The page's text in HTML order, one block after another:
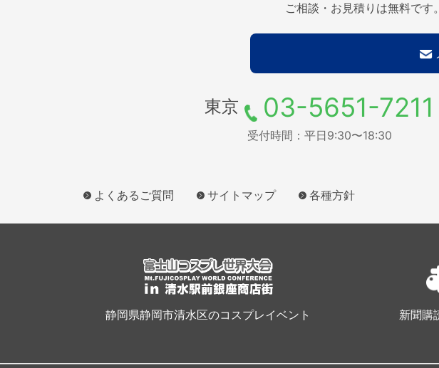
ご相談・お見積りは無料で
東京 03-5651-7211
受付時間：平日9:30〜18:30
よくあるご質問 サイトマップ 各種方針
静岡県静岡市清水区のコスプレイベント 新聞購